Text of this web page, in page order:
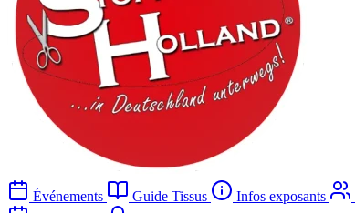
Événements Guide Tissus Infos exposants